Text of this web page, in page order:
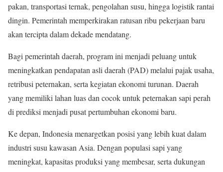
pakan, transportasi ternak, pengolahan susu, hingga logistik rantai
dingin. Pemerintah memperkirakan ratusan ribu pekerjaan baru
akan tercipta dalam dekade mendatang.
Bagi pemerintah daerah, program ini menjadi peluang untuk
meningkatkan pendapatan asli daerah (PAD) melalui pajak usaha,
retribusi peternakan, serta kegiatan ekonomi turunan. Daerah
yang memiliki lahan luas dan cocok untuk peternakan sapi perah
di prediksi menjadi pusat pertumbuhan ekonomi baru.
Ke depan, Indonesia menargetkan posisi yang lebih kuat dalam
industri susu kawasan Asia. Dengan populasi sapi yang
meningkat, kapasitas produksi yang membesar, serta dukungan